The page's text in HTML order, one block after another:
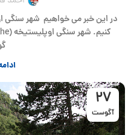
در این خبر می خواهیم شهر سنگی
27
آگوست